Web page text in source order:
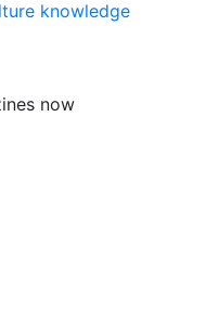
knowledge
now